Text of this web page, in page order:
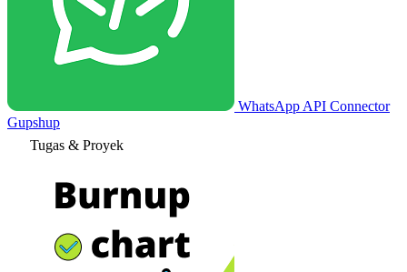
WhatsApp API Connector
Gupshup
Tugas & Proyek